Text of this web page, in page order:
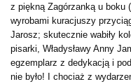
z piękną Zagórzanką u boku
wyrobami kuracjuszy
Jarosz; skutecznie wabiły
pisarki, Władysławy Anny
egzemplarz z dedykacją i
nie było! I chociaż z